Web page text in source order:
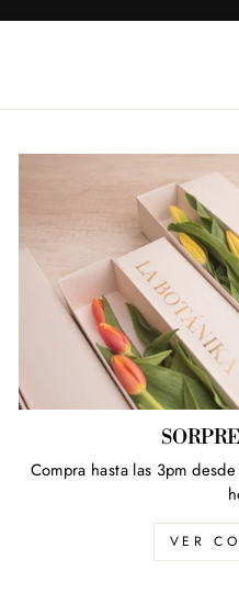
Compra hasta las 3pm
VER